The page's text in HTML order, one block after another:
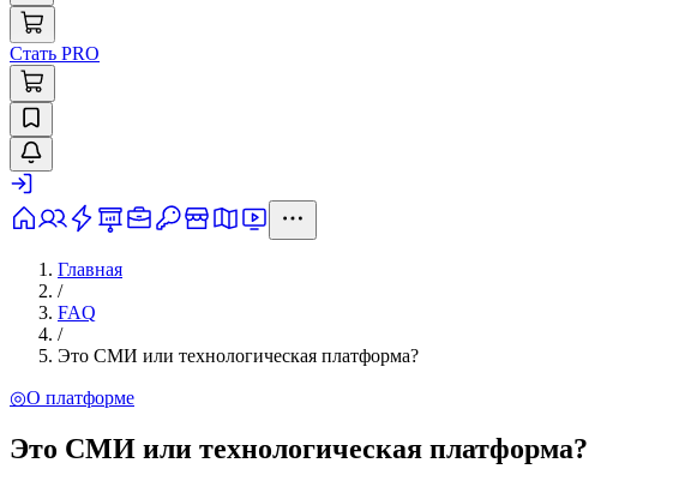
Стать PRO
Главная
/
FAQ
/
Это СМИ или технологическая платформа?
◎О платформе
Это СМИ или технологическая платформа?